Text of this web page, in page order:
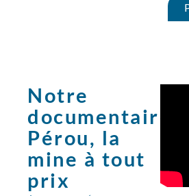
Notre
documentaire:
Pérou, la
mine à tout
prix